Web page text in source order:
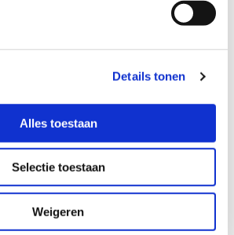
Details tonen
Alles toestaan
Selectie toestaan
Weigeren